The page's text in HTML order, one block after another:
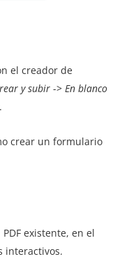
el creador de
y subir -> En blanco
crear un formulario
existente, en el
interactivos.